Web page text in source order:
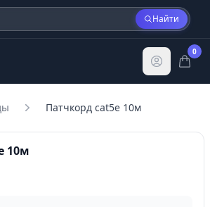
Найти
0
Патчкорд cat5e 10м
10м